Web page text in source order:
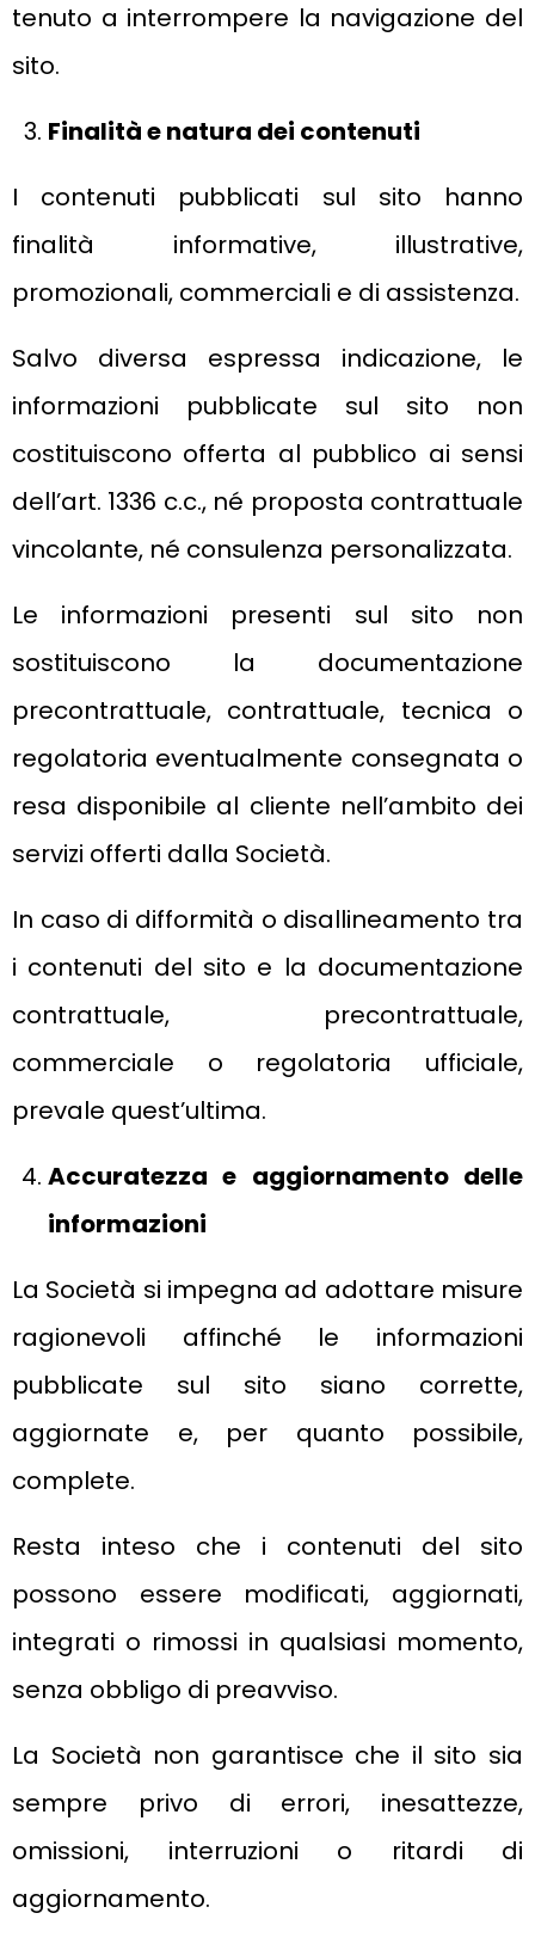
tenuto a interrompere la navigazione del
sito.
Finalità e natura dei contenuti
I contenuti pubblicati sul sito hanno
finalità informative, illustrative,
promozionali, commerciali e di assistenza.
Salvo diversa espressa indicazione, le
informazioni pubblicate sul sito non
costituiscono offerta al pubblico ai sensi
dell’art. 1336 c.c., né proposta contrattuale
vincolante, né consulenza personalizzata.
Le informazioni presenti sul sito non
sostituiscono la documentazione
precontrattuale, contrattuale, tecnica o
regolatoria eventualmente consegnata o
resa disponibile al cliente nell’ambito dei
servizi offerti dalla Società.
In caso di difformità o disallineamento tra
i contenuti del sito e la documentazione
contrattuale, precontrattuale,
commerciale o regolatoria ufficiale,
prevale quest’ultima.
Accuratezza e aggiornamento delle
informazioni
La Società si impegna ad adottare misure
ragionevoli affinché le informazioni
pubblicate sul sito siano corrette,
aggiornate e, per quanto possibile,
complete.
Resta inteso che i contenuti del sito
possono essere modificati, aggiornati,
integrati o rimossi in qualsiasi momento,
senza obbligo di preavviso.
La Società non garantisce che il sito sia
sempre privo di errori, inesattezze,
omissioni, interruzioni o ritardi di
aggiornamento.